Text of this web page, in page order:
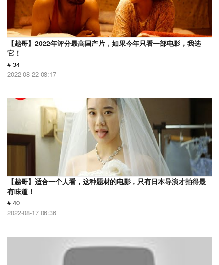
【越哥】2022年评分最高国产片，如果今年只看一部电影，我选
它！
# 34
2022-08-22 08:17
【越哥】适合一个人看，这种题材的电影，只有日本导演才拍得最
有味道！
# 40
2022-08-17 06:36